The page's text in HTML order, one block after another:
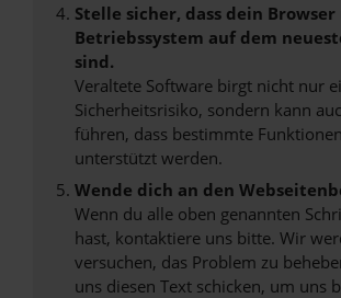
Stelle sicher, dass dein
Betriebssystem auf dem
sind.
Veraltete Software birgt nicht nur
Sicherheitsrisiko, sondern kann
führen, dass bestimmte
unterstützt werden.
Wende dich an den
Wenn du alle oben genannten
hast, kontaktiere uns bitte. Wir
versuchen, das Problem zu
uns diesen Text schicken, um uns